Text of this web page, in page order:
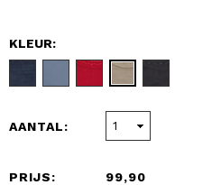
KLEUR:
AANTAL:
PRIJS: 99,90